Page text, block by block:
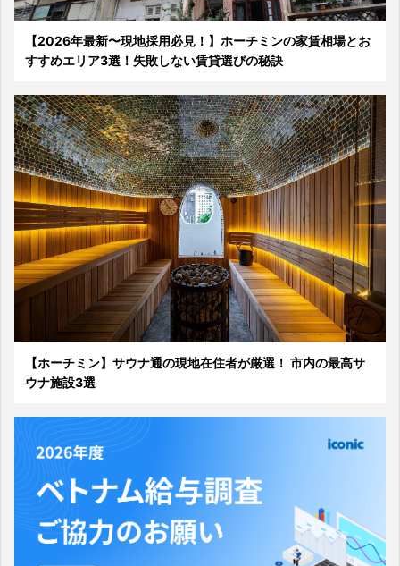
【2026年最新〜現地採用必見！】ホーチミンの家賃相場とお
すすめエリア3選！失敗しない賃貸選びの秘訣
【ホーチミン】サウナ通の現地在住者が厳選！ 市内の最高サ
ウナ施設3選